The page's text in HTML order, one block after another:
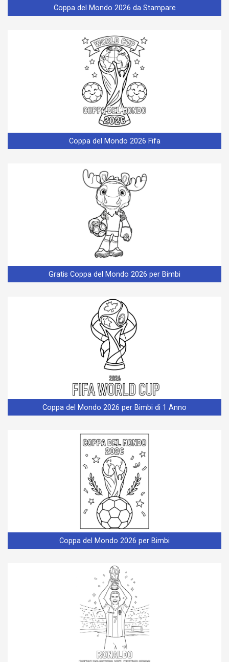
Coppa del Mondo 2026 da Stampare
Coppa del Mondo 2026 Fifa
Gratis Coppa del Mondo 2026 per Bimbi
Coppa del Mondo 2026 per Bimbi di 1 Anno
Coppa del Mondo 2026 per Bimbi